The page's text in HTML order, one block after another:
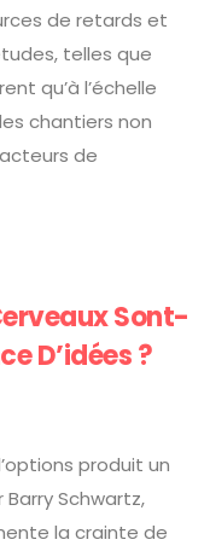
de retards et
telles que
qu’à l’échelle
chantiers non
de
Sont-
D’idées ?
produit un
Schwartz,
la crainte de